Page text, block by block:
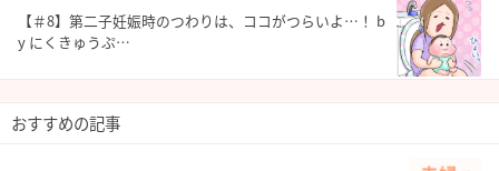
【＃8】第二子妊娠時のつわりは、ココがつらいよ…！ b
y にくきゅうぷ…
おすすめの記事